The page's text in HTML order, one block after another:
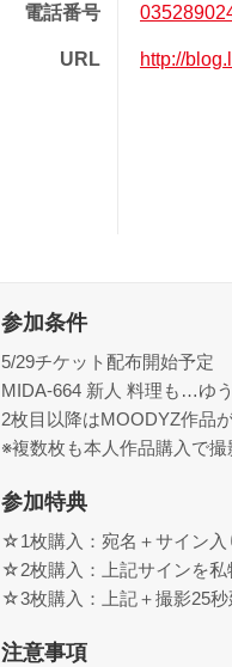
電話番号
URL http://
参加条件
5/29チケット配布開始予定
MIDA-664 新人 料理も…ゆ
2枚目以降はMOODYZ作品
※複数枚も本人作品購入で撮
参加特典
☆1枚購入：宛名＋サイン入
☆2枚購入：上記サインを私
☆3枚購入：上記＋撮影25秒
注意事項